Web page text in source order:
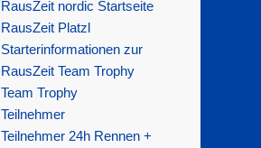
RausZeit nordic Startseite
RausZeit Platzl
Starterinformationen zur
RausZeit Team Trophy
Team Trophy
Teilnehmer
Teilnehmer 24h Rennen +